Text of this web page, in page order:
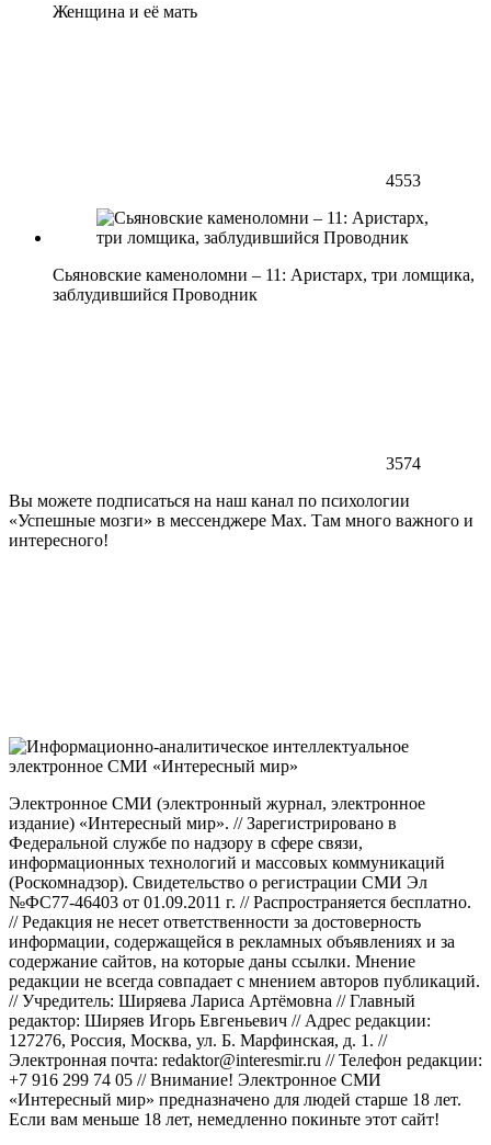
Женщина и её мать
4553
Сьяновские каменоломни – 11: Аристарх, три ломщика,
заблудившийся Проводник
3574
Вы можете подписаться на наш канал по психологии
«Успешные мозги» в мессенджере Max. Там много важного и
интересного!
Электронное СМИ (электронный журнал, электронное
издание) «Интересный мир». // Зарегистрировано в
Федеральной службе по надзору в сфере связи,
информационных технологий и массовых коммуникаций
(Роскомнадзор). Свидетельство о регистрации СМИ Эл
№ФС77-46403 от 01.09.2011 г. // Распространяется бесплатно.
// Редакция не несет ответственности за достоверность
информации, содержащейся в рекламных объявлениях и за
содержание сайтов, на которые даны ссылки. Мнение
редакции не всегда совпадает с мнением авторов публикаций.
// Учредитель: Ширяева Лариса Артёмовна // Главный
редактор: Ширяев Игорь Евгеньевич // Адрес редакции:
127276, Россия, Москва, ул. Б. Марфинская, д. 1. //
Электронная почта: redaktor@interesmir.ru // Телефон редакции:
+7 916 299 74 05 // Внимание! Электронное СМИ
«Интересный мир» предназначено для людей старше 18 лет.
Если вам меньше 18 лет, немедленно покиньте этот сайт!